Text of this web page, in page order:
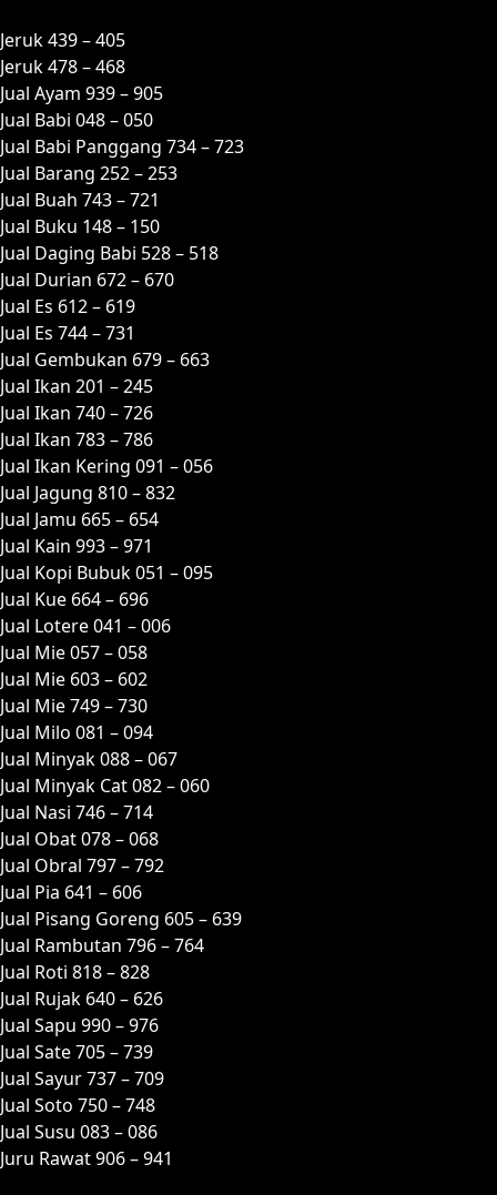
Jeruk 439 – 405
Jeruk 478 – 468
Jual Ayam 939 – 905
Jual Babi 048 – 050
Jual Babi Panggang 734 – 723
Jual Barang 252 – 253
Jual Buah 743 – 721
Jual Buku 148 – 150
Jual Daging Babi 528 – 518
Jual Durian 672 – 670
Jual Es 612 – 619
Jual Es 744 – 731
Jual Gembukan 679 – 663
Jual Ikan 201 – 245
Jual Ikan 740 – 726
Jual Ikan 783 – 786
Jual Ikan Kering 091 – 056
Jual Jagung 810 – 832
Jual Jamu 665 – 654
Jual Kain 993 – 971
Jual Kopi Bubuk 051 – 095
Jual Kue 664 – 696
Jual Lotere 041 – 006
Jual Mie 057 – 058
Jual Mie 603 – 602
Jual Mie 749 – 730
Jual Milo 081 – 094
Jual Minyak 088 – 067
Jual Minyak Cat 082 – 060
Jual Nasi 746 – 714
Jual Obat 078 – 068
Jual Obral 797 – 792
Jual Pia 641 – 606
Jual Pisang Goreng 605 – 639
Jual Rambutan 796 – 764
Jual Roti 818 – 828
Jual Rujak 640 – 626
Jual Sapu 990 – 976
Jual Sate 705 – 739
Jual Sayur 737 – 709
Jual Soto 750 – 748
Jual Susu 083 – 086
Juru Rawat 906 – 941